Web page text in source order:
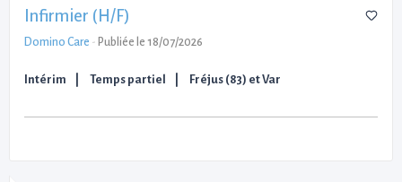
Infirmier (H/F)
Domino Care - Publiée le 18/07/2026
Intérim Temps partiel Fréjus (83) et Var